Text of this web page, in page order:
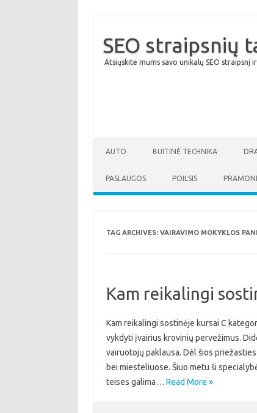
SEO straipsnių
Atsiųskite mums savo unikalų SEO
AUTO BUITINĖ TECHNIKA
PASLAUGOS POILSIS
TAG ARCHIVES: VAIRAVIMO MOKYKLOS
Kam reikalingi
Kam reikalingi sostinėje kursai C
vykdyti įvairius krovinių pervežimus.
vairuotojų paklausa. Dėl šios
bei miesteliuose. Šiuo metu ši
teises galima… Read More »